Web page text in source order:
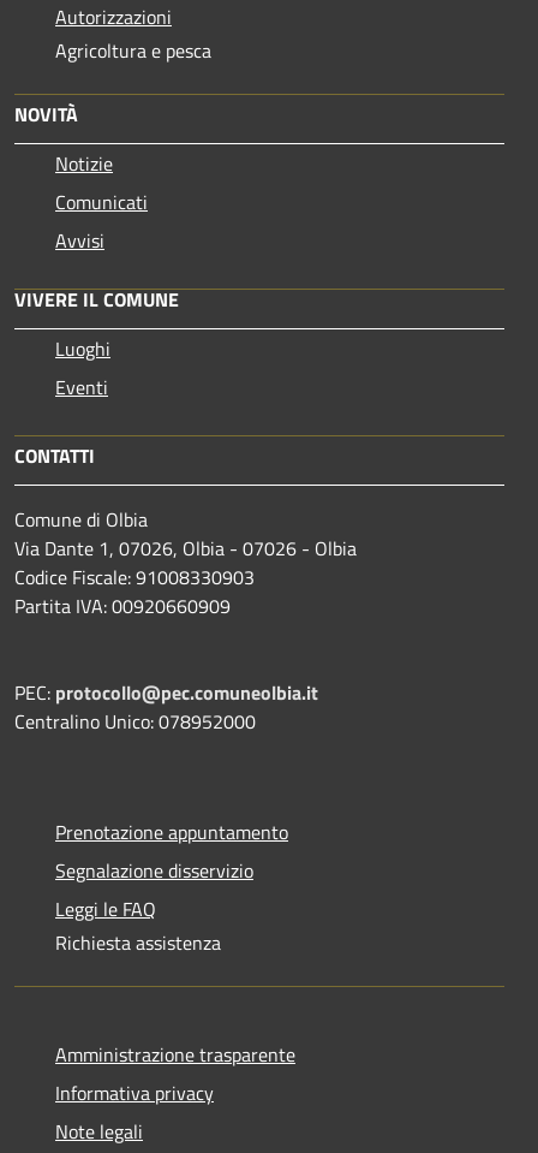
Autorizzazioni
Agricoltura e pesca
NOVITÀ
Notizie
Comunicati
Avvisi
VIVERE IL COMUNE
Luoghi
Eventi
CONTATTI
Comune di Olbia
Via Dante 1, 07026, Olbia - 07026 - Olbia
Codice Fiscale: 91008330903
Partita IVA: 00920660909
PEC: protocollo@pec.comuneolbia.it
Centralino Unico: 078952000
Prenotazione appuntamento
Segnalazione disservizio
Leggi le FAQ
Richiesta assistenza
Amministrazione trasparente
Informativa privacy
Note legali